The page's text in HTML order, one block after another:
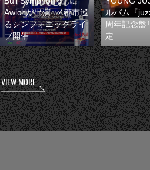
Awichが出演 4都市巡
るシンフォニックライ
ブ開催
ルバム『
周年記念盤
定
VIEW MORE